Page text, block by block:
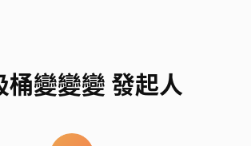
桶變變變 發起人